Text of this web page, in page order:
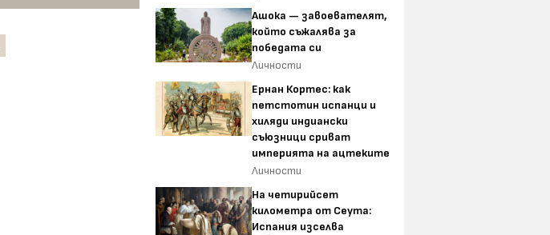
Ашока — завоевателят,
който съжалява за
победата си
Личности
Ернан Кортес: как
петстотин испанци и
хиляди индиански
съюзници сриват
империята на ацтеките
Личности
На четирийсет
километра от Сеута:
Испания изселва